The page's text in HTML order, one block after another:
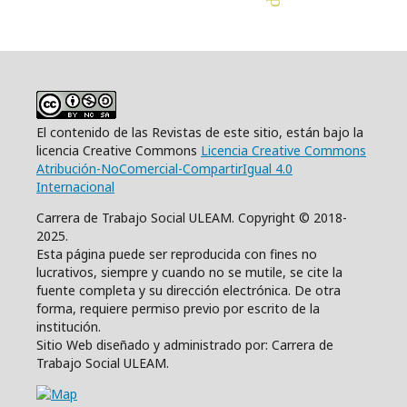
El contenido de las Revistas de este sitio, están bajo la
licencia Creative Commons Licencia Creative Commons
Atribución-NoComercial-CompartirIgual 4.0
Internacional
Carrera de Trabajo Social ULEAM. Copyright © 2018-
2025.
Esta página puede ser reproducida con fines no
lucrativos, siempre y cuando no se mutile, se cite la
fuente completa y su dirección electrónica. De otra
forma, requiere permiso previo por escrito de la
institución.
Sitio Web diseñado y administrado por: Carrera de
Trabajo Social ULEAM.